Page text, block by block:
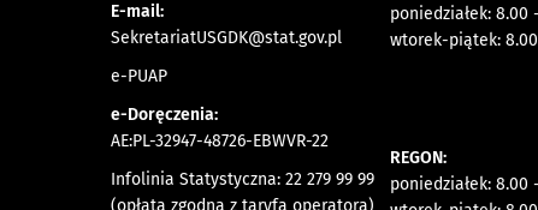
E-mail:
SekretariatUSGDK@stat.gov.pl
e-PUAP
e-Doręczenia:
AE:PL-32947-48726-EBWVR-22
Infolinia Statystyczna: 22 279 99 99
(opłata zgodna z taryfą operatora)
poniedziałek: 8.00
wtorek-piątek:
REGON:
poniedziałek: 8.00